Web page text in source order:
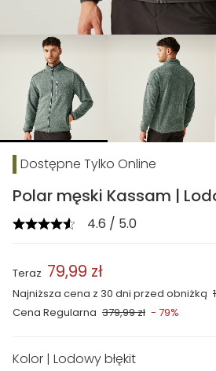
Dostępne Tylko Online
Polar męski Kassam |
4.6 / 5.0
Cena Regularna 379,99 zł - 79%
Najniższa cena z 30 dni przed obniżką
Teraz 79,99 zł
Kolor | Lodowy błękit